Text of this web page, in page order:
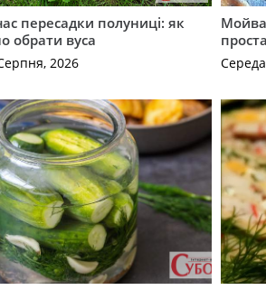
пересадки полуниці: як
обрати вуса
2026